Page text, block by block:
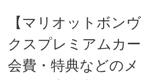
【マリオットボン
クスプレミアムカ
会費・特典などの